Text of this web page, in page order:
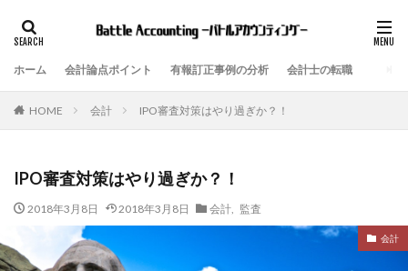
ホーム 会計論点ポイント 有報訂正事例の分析 会計士の転職
HOME 会計 IPO審査対策はやり過ぎか？！
IPO審査対策はやり過ぎか？！
2018年3月8日 2018年3月8日 会計, 監査
会計